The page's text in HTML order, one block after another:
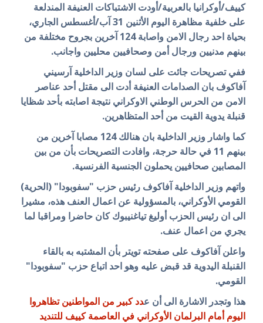
كييف/أوكرانيا بالعربية/أودت الاشتباكات العنيفة المندلعة
على خلفية مظاهرة اليوم الأثنين 31 آب/أغسطس الجاري،
بحياة احد رجال الامن واصابة 124 آخرين بجروح مختلفة من
بينهم مدنيين ورجال أمن وصحافيين محليين واجانب.
ففي تصريحات جائت على لسان وزير الداخلية آرسيني
آفاكوف بان الصدامات العنيفة أدت الى مقتل أحد عناصر
الامن من الحرس الوطني الاوكراني نتيجة اصابته بأحد شظايا
قنبلة يدوية القيت من أحد المتظاهرين.
كما واشار وزير الداخلية بان هنالك 124 مصابا آخرين من
بينهم 11 في حالة حرجة،
وافادت التصريحات بأن من بين
المصابين صحافيين يحملون الجنسية الفرنسية.
واتهم وزير الداخلية آفاكوف رئيس حزب "سفوبودا" (الحرية)
القومي الأوكراني، بالمسؤولية عن اعمال العنف هذه، مشيرا
الى ان رئيس الحزب أوليغ تياغنيبوك كان حاضرا ومراقبا لما
يجري من اعمال عنف.
واعلن آفاكوف على صفحته تويتر بأن المشتبه به بالقاء
القنبلة اليدوية قد قبض عليه وهو احد اتباع حزب "سفوبودا"
القومي.
هذا وتجدر الاشارة الى أن عدد كبير من المواطنين تظاهروا
اليوم أمام البرلمان الأوكراني في العاصمة كييف للتنديد